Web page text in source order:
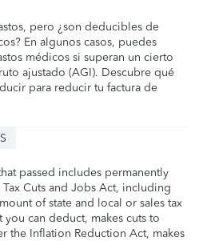
pero ¿son deducibles de
En algunos casos, puedes
médicos si superan un cierto
ajustado (AGI). Descubre qué
para reducir tu factura de
passed includes permanently
Cuts and Jobs Act, including
of state and local or sales tax
you can deduct, makes cuts to
the Inflation Reduction Act, makes